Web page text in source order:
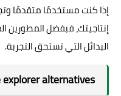
إذا كنت مستخدمًا متقدمًا
إنتاجيتك، فبفضل المطورين
البدائل التي تستحق التجربة.
alternatives